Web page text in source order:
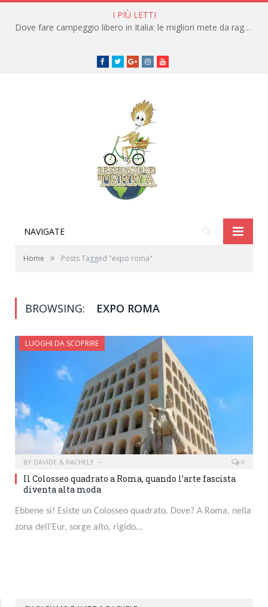
I PIÙ LETTI
Dove fare campeggio libero in Italia: le migliori mete da raggiungere in traghetto
Facebook
TwitterGoogle+instagramyoutube
NAVIGATE
Home » Posts Tagged "expo roma"
BROWSING: EXPO ROMA
LUOGHI DA SCOPRIRE
BY DAVIDE & RACHELE 0
Il Colosseo quadrato a Roma, quando l’arte fascista
diventa alta moda
Ebbene si! Esiste un Colosseo quadrato. Dove? A Roma, nella
zona dell’Eur, sorge alto, rigido…